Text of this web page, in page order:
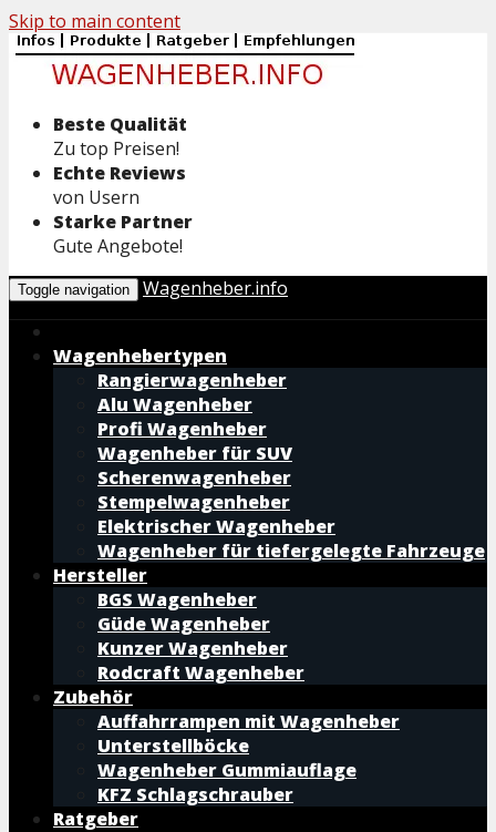
Skip to main content
Beste Qualität
Zu top Preisen!
Echte Reviews
von Usern
Starke Partner
Gute Angebote!
Toggle navigation Wagenheber.info
Wagenhebertypen
Rangierwagenheber
Alu Wagenheber
Profi Wagenheber
Wagenheber für SUV
Scherenwagenheber
Stempelwagenheber
Elektrischer Wagenheber
Wagenheber für tiefergelegte Fahrzeuge
Hersteller
BGS Wagenheber
Güde Wagenheber
Kunzer Wagenheber
Rodcraft Wagenheber
Zubehör
Auffahrrampen mit Wagenheber
Unterstellböcke
Wagenheber Gummiauflage
KFZ Schlagschrauber
Ratgeber